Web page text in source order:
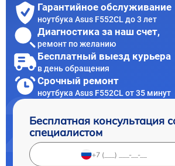
Гарантийное обслуживание
ноутбука Asus F552CL до 3 лет
Диагностика за наш счет,
ремонт по желанию
Бесплатный выезд курьера
в день обращения
Срочный ремонт
ноутбука Asus F552CL от 35 минут
Бесплатная консультация
специалистом